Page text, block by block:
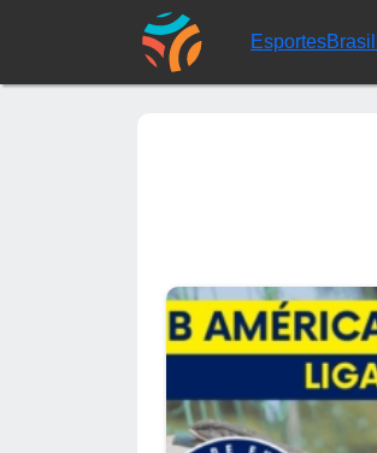
EsportesBrasil